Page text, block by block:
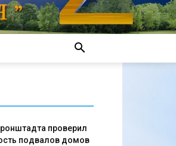
проверил
подвалов домов